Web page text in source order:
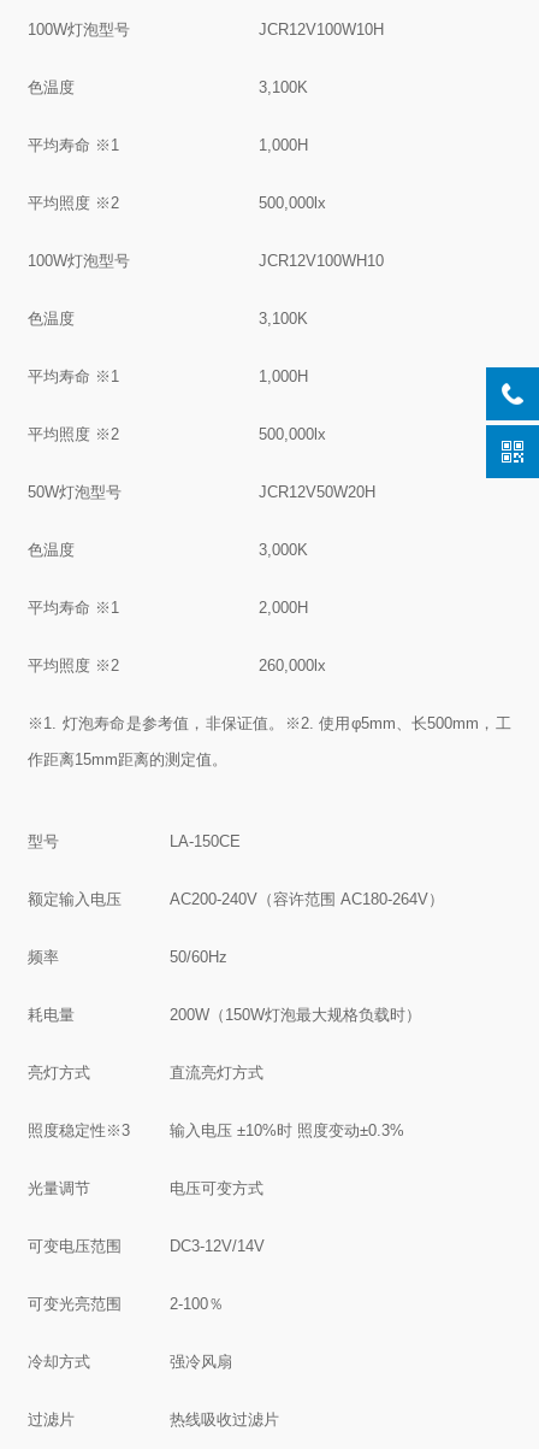
100W灯泡型号 JCR12V100W10H
色温度 3,100K
平均寿命 ※1 1,000H
平均照度 ※2 500,000lx
100W灯泡型号 JCR12V100WH10
色温度 3,100K
平均寿命 ※1 1,000H
平均照度 ※2 500,000lx
50W灯泡型号 JCR12V50W20H
色温度 3,000K
平均寿命 ※1 2,000H
平均照度 ※2 260,000lx
※1. 灯泡寿命是参考值，非保证值。
※2. 使用φ5mm、长500mm，工
作距离15mm距离的测定值。
型号 LA-150CE
额定输入电压 AC200-240V（容许范围 AC180-264V）
频率 50/60Hz
耗电量 200W（150W灯泡最大规格负载时）
亮灯方式 直流亮灯方式
照度稳定性※3 输入电压 ±10%时 照度变动±0.3%
光量调节 电压可变方式
可变电压范围 DC3-12V/14V
可变光亮范围 2-100％
冷却方式 强冷风扇
过滤片 热线吸收过滤片